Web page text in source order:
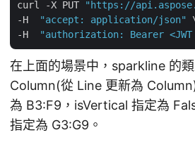
curl -X PUT
"https://
-H
"accept: application/json"
-H
"authorization: Bearer <JWT
在上面的場景中，sparkline 的
Column(從 Line 更新為
為 B3:F9，isVertical 指定為
指定為 G3:G9。